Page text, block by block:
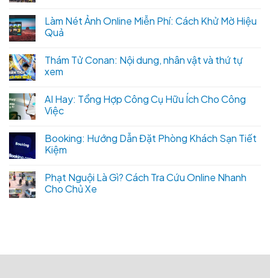
Làm Nét Ảnh Online Miễn Phí: Cách Khử Mờ Hiệu
Quả
Thám Tử Conan: Nội dung, nhân vật và thứ tự
xem
AI Hay: Tổng Hợp Công Cụ Hữu Ích Cho Công
Việc
Booking: Hướng Dẫn Đặt Phòng Khách Sạn Tiết
Kiệm
Phạt Nguội Là Gì? Cách Tra Cứu Online Nhanh
Cho Chủ Xe